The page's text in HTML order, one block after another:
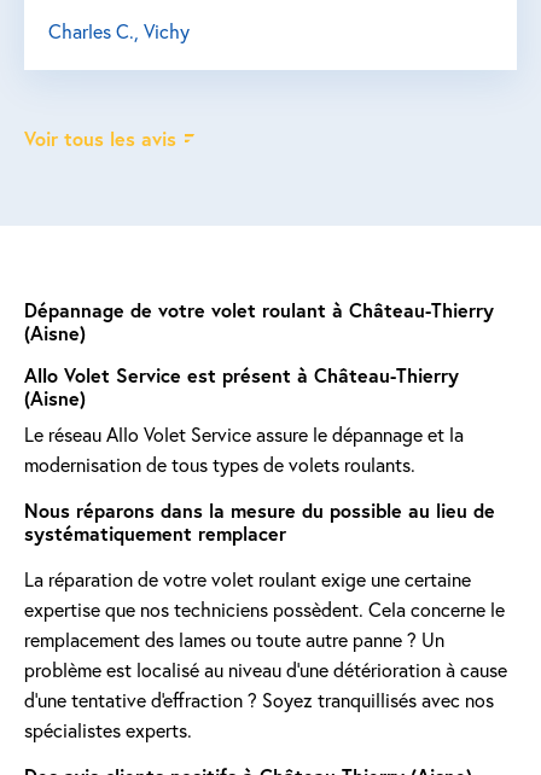
Dépannage de votre volet roulant à Château-Thierry
(Aisne)
Allo Volet Service est présent à Château-Thierry
(Aisne)
Le réseau Allo Volet Service assure le dépannage et la
modernisation de tous types de volets roulants.
Nous réparons dans la mesure du possible au lieu de
systématiquement remplacer
La réparation de votre volet roulant exige une certaine
expertise que nos techniciens possèdent. Cela concerne le
remplacement des lames ou toute autre panne ? Un
problème est localisé au niveau d'une détérioration à cause
d'une tentative d'effraction ? Soyez tranquillisés avec nos
spécialistes experts.
Charles C., Vichy
Voir tous les avis